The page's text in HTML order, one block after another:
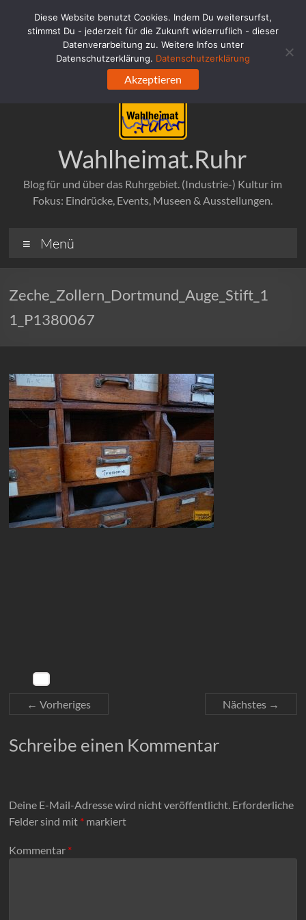
springen
Wahlheimat.Ruhr
Blog für und über das Ruhrgebiet. (Industrie-) Kultur im
Fokus: Eindrücke, Events, Museen & Ausstellungen.
Menü
Zeche_Zollern_Dortmund_Auge_Stift_1
1_P1380067
← Vorheriges Nächstes →
Schreibe einen Kommentar
Deine E-Mail-Adresse wird nicht veröffentlicht. Erforderliche
Felder sind mit * markiert
Kommentar *
Diese Website benutzt Cookies. Indem Du weitersurfst,
stimmst Du - jederzeit für die Zukunft widerruflich - dieser
Datenverarbeitung zu. Weitere Infos unter
Datenschutzerklärung. Datenschutzerklärung
Akzeptieren